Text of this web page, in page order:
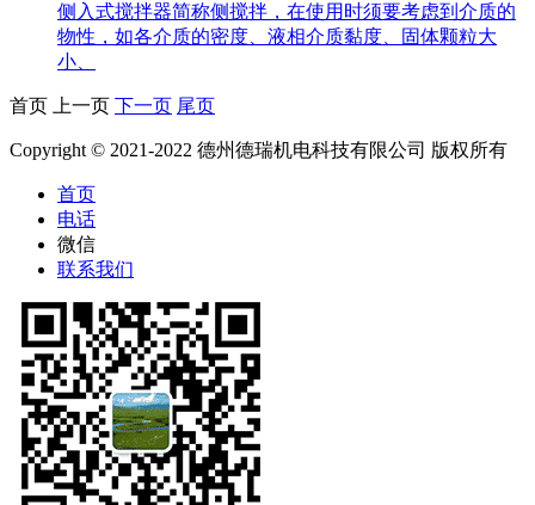
侧入式搅拌器简称侧搅拌，在使用时须要考虑到介质的
物性，如各介质的密度、液相介质黏度、固体颗粒大
小、
首页 上一页 下一页 尾页
Copyright © 2021-2022 德州德瑞机电科技有限公司 版权所有
首页
电话
微信
联系我们